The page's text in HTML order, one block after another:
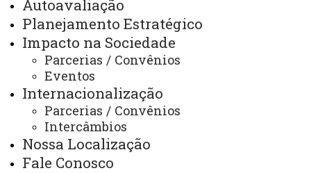
Autoavaliação
Planejamento Estratégico
Impacto na Sociedade
Parcerias / Convênios
Eventos
Internacionalização
Parcerias / Convênios
Intercâmbios
Nossa Localização
Fale Conosco
Telefones
Webmail
REITORIA
Secretaria Geral
Gabinete Reitoria
Secretaria dos Conselhos Superiores